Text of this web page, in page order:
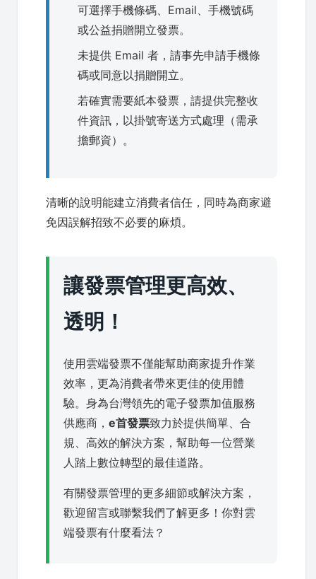
可選擇手機條碼、Email、手機號碼
或公益捐贈開立發票。
未提供 Email 者，請事先申請手機條
碼或同意以捐贈開立。
若確實需要紙本發票，請提供完整收
件資訊，以掛號寄送方式處理（需承
擔郵資）。
清晰的說明能建立消費者信任，同時為商家避
免因誤解招致不必要的麻煩。
讓發票管理更高效、
透明！
使用雲端發票不僅能幫助商家提升作業
效率，更為消費者帶來更佳的使用體
驗。身為台灣領先的電子發票加值服務
供應商， e首發票致力於提供簡單、合
規、高效的解決方案，幫助每一位營業
人踏上數位轉型的最佳道路。
有關發票管理的更多細節或解決方案，
歡迎留言或聯繫我們了解更多！你對雲
端發票有什麼看法？